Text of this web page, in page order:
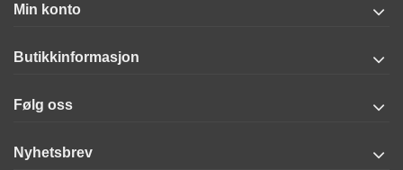
Min konto
Butikkinformasjon
Følg oss
Nyhetsbrev